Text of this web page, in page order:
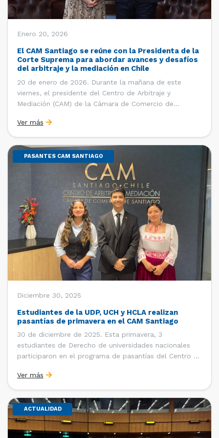
Enero 20, 2026
El CAM Santiago se reúne con la Presidenta de la
Corte Suprema para abordar avances y desafíos
del arbitraje y la mediación en Chile
20 de enero de 2026. Durante la mañana de este
viernes, el presidente del Centro de Arbitraje y
Mediación (CAM) de la Cámara de Comercio de
del CAM Santiago, Ximena Vial; y el gerente general de
la CCS, Carlos Soublette, sostuvieron un encuentro […]
Ver más
PASANTES CAM SANTIAGO
Diciembre 30, 2025
Estudiantes de la UDP, UCH y HCLA realizan
pasantías de primavera en el CAM Santiago
30 de diciembre de 2025. Esta primavera, 3
estudiantes de Derecho de universidades nacionales
participaron en el programa de pasantías del Centro de
de Santiago (CCS). Entre el 3 de noviembre y el 30 de
diciembre realizaron su pasantía Ingrid Ivania […]
Ver más
ACTUALIDAD